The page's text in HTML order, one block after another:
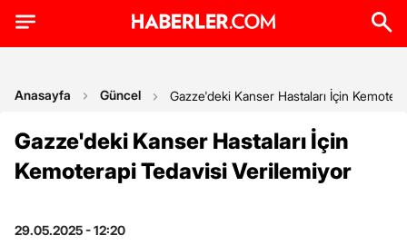
Anasayfa Güncel Gazze'deki Kanser Hastaları İçin
Gazze'deki Kanser Hastaları İçin
Kemoterapi Tedavisi Verilemiyor
29.05.2025 - 12:20